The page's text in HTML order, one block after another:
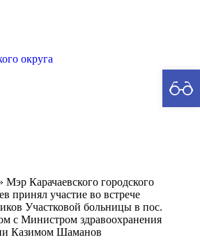
округа
Мэр Карачаевского городского
принял участие во встрече
Участковой больницы в пос.
с Министром здравоохранения
Казимом Шаманов